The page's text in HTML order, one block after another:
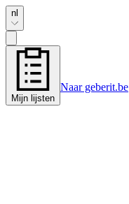
nl
Mijn lijsten
Naar geberit.be